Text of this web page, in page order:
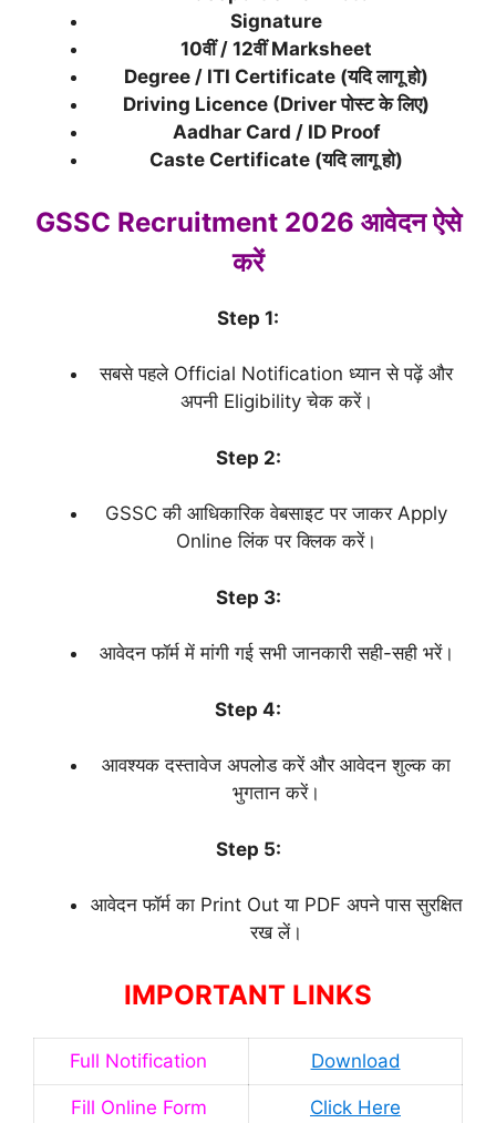
Signature
10वीं / 12वीं Marksheet
Degree / ITI Certificate (यदि लागू हो)
Driving Licence (Driver पोस्ट के लिए)
Aadhar Card / ID Proof
Caste Certificate (यदि लागू हो)
GSSC Recruitment 2026 आवेदन ऐसे
करें
Step 1:
सबसे पहले Official Notification ध्यान से पढ़ें और
अपनी Eligibility चेक करें।
Step 2:
GSSC की आधिकारिक वेबसाइट पर जाकर Apply
Online लिंक पर क्लिक करें।
Step 3:
आवेदन फॉर्म में मांगी गई सभी जानकारी सही-सही भरें।
Step 4:
आवश्यक दस्तावेज अपलोड करें और आवेदन शुल्क का
भुगतान करें।
Step 5:
आवेदन फॉर्म का Print Out या PDF अपने पास सुरक्षित
रख लें।
IMPORTANT LINKS
Full Notification Download
Fill Online Form Click Here